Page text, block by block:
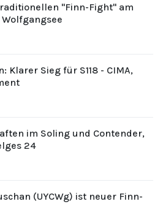
"Finn-Fight" am
Klarer Sieg für S118 - CIMA,
im Soling und Contender,
24
(UYCWg) ist neuer Finn-